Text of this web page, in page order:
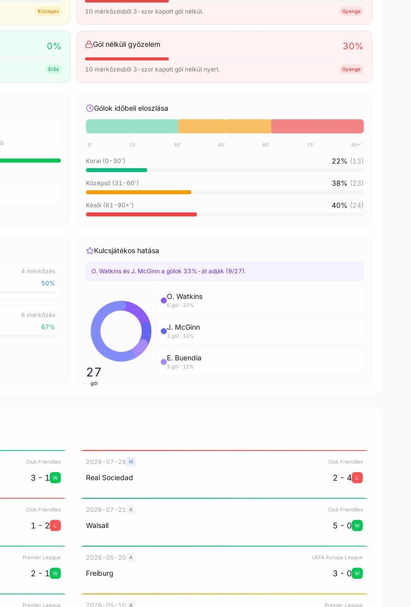
Közepes 10 mérkőzésből 3-szor kapott gól nélkül. Gyenge
0%
Erős
Gól nélküli győzelem 30%
10 mérkőzésből 3-szor kapott gól nélkül nyert. Gyenge
Gólok időbeli eloszlása
0' 15' 30' 45' 60' 75' 90+'
Korai (0-30') 22% (13)
Középső (31-60') 38% (23)
Késői (61-90+') 40% (24)
4 mérkőzés
50%
6 mérkőzés
67%
Kulcsjátékos hatása
O. Watkins és J. McGinn a gólok 33%-át adják (9/27).
27
gól
O. Watkins
6 gól · 22%
J. McGinn
3 gól · 11%
E. Buendía
3 gól · 11%
Club Friendlies
3 - 1 W
2026-07-28 H Club Friendlies
Real Sociedad 2 - 4 L
Club Friendlies
1 - 2 L
2026-07-21 A Club Friendlies
Walsall 5 - 0 W
Premier League
2 - 1 W
2026-05-20 A UEFA Europa League
Freiburg 3 - 0 W
Premier League 2026-05-10 A Premier League
az aktuális jelek elemzéséhez.